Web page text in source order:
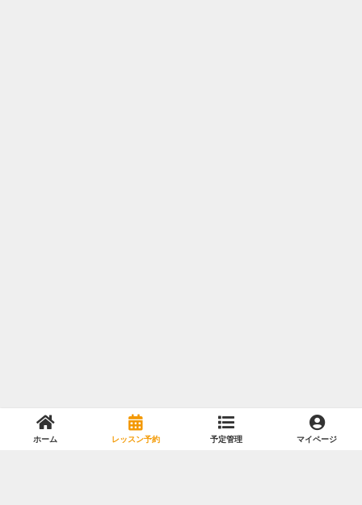
ホーム レッスン予約 予定管理 マイページ